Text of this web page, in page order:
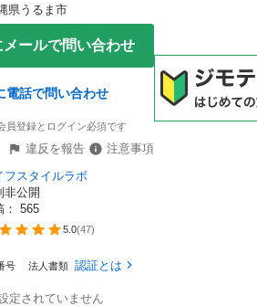
県うるま市
メールで問い合わせ
電話で問い合わせ
員登録とログイン必須です
違反を報告
注意事項
フスタイルラボ
非公開
： 565
5.0(47)
号 法人書類 認証とは
定されていません